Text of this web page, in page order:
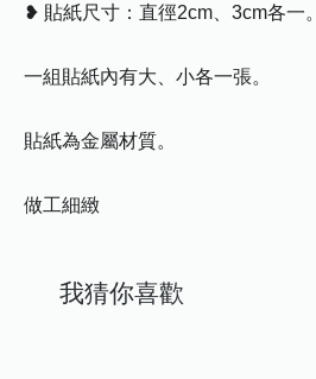
❥ 貼紙尺寸：直徑2cm、3cm各一。
一組貼紙內有大、小各一張。
貼紙為金屬材質。
做工細緻
我猜你喜歡